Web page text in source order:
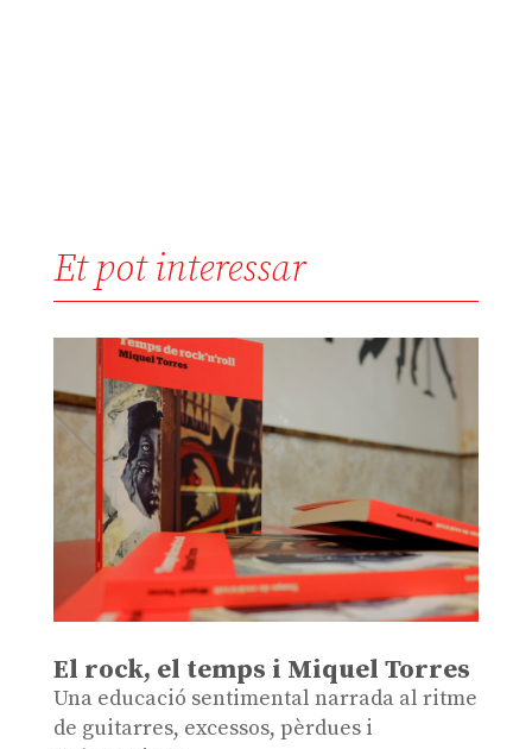
Et pot interessar
El rock, el temps i Miquel Torres
Una educació sentimental narrada al ritme
de guitarres, excessos, pèrdues i